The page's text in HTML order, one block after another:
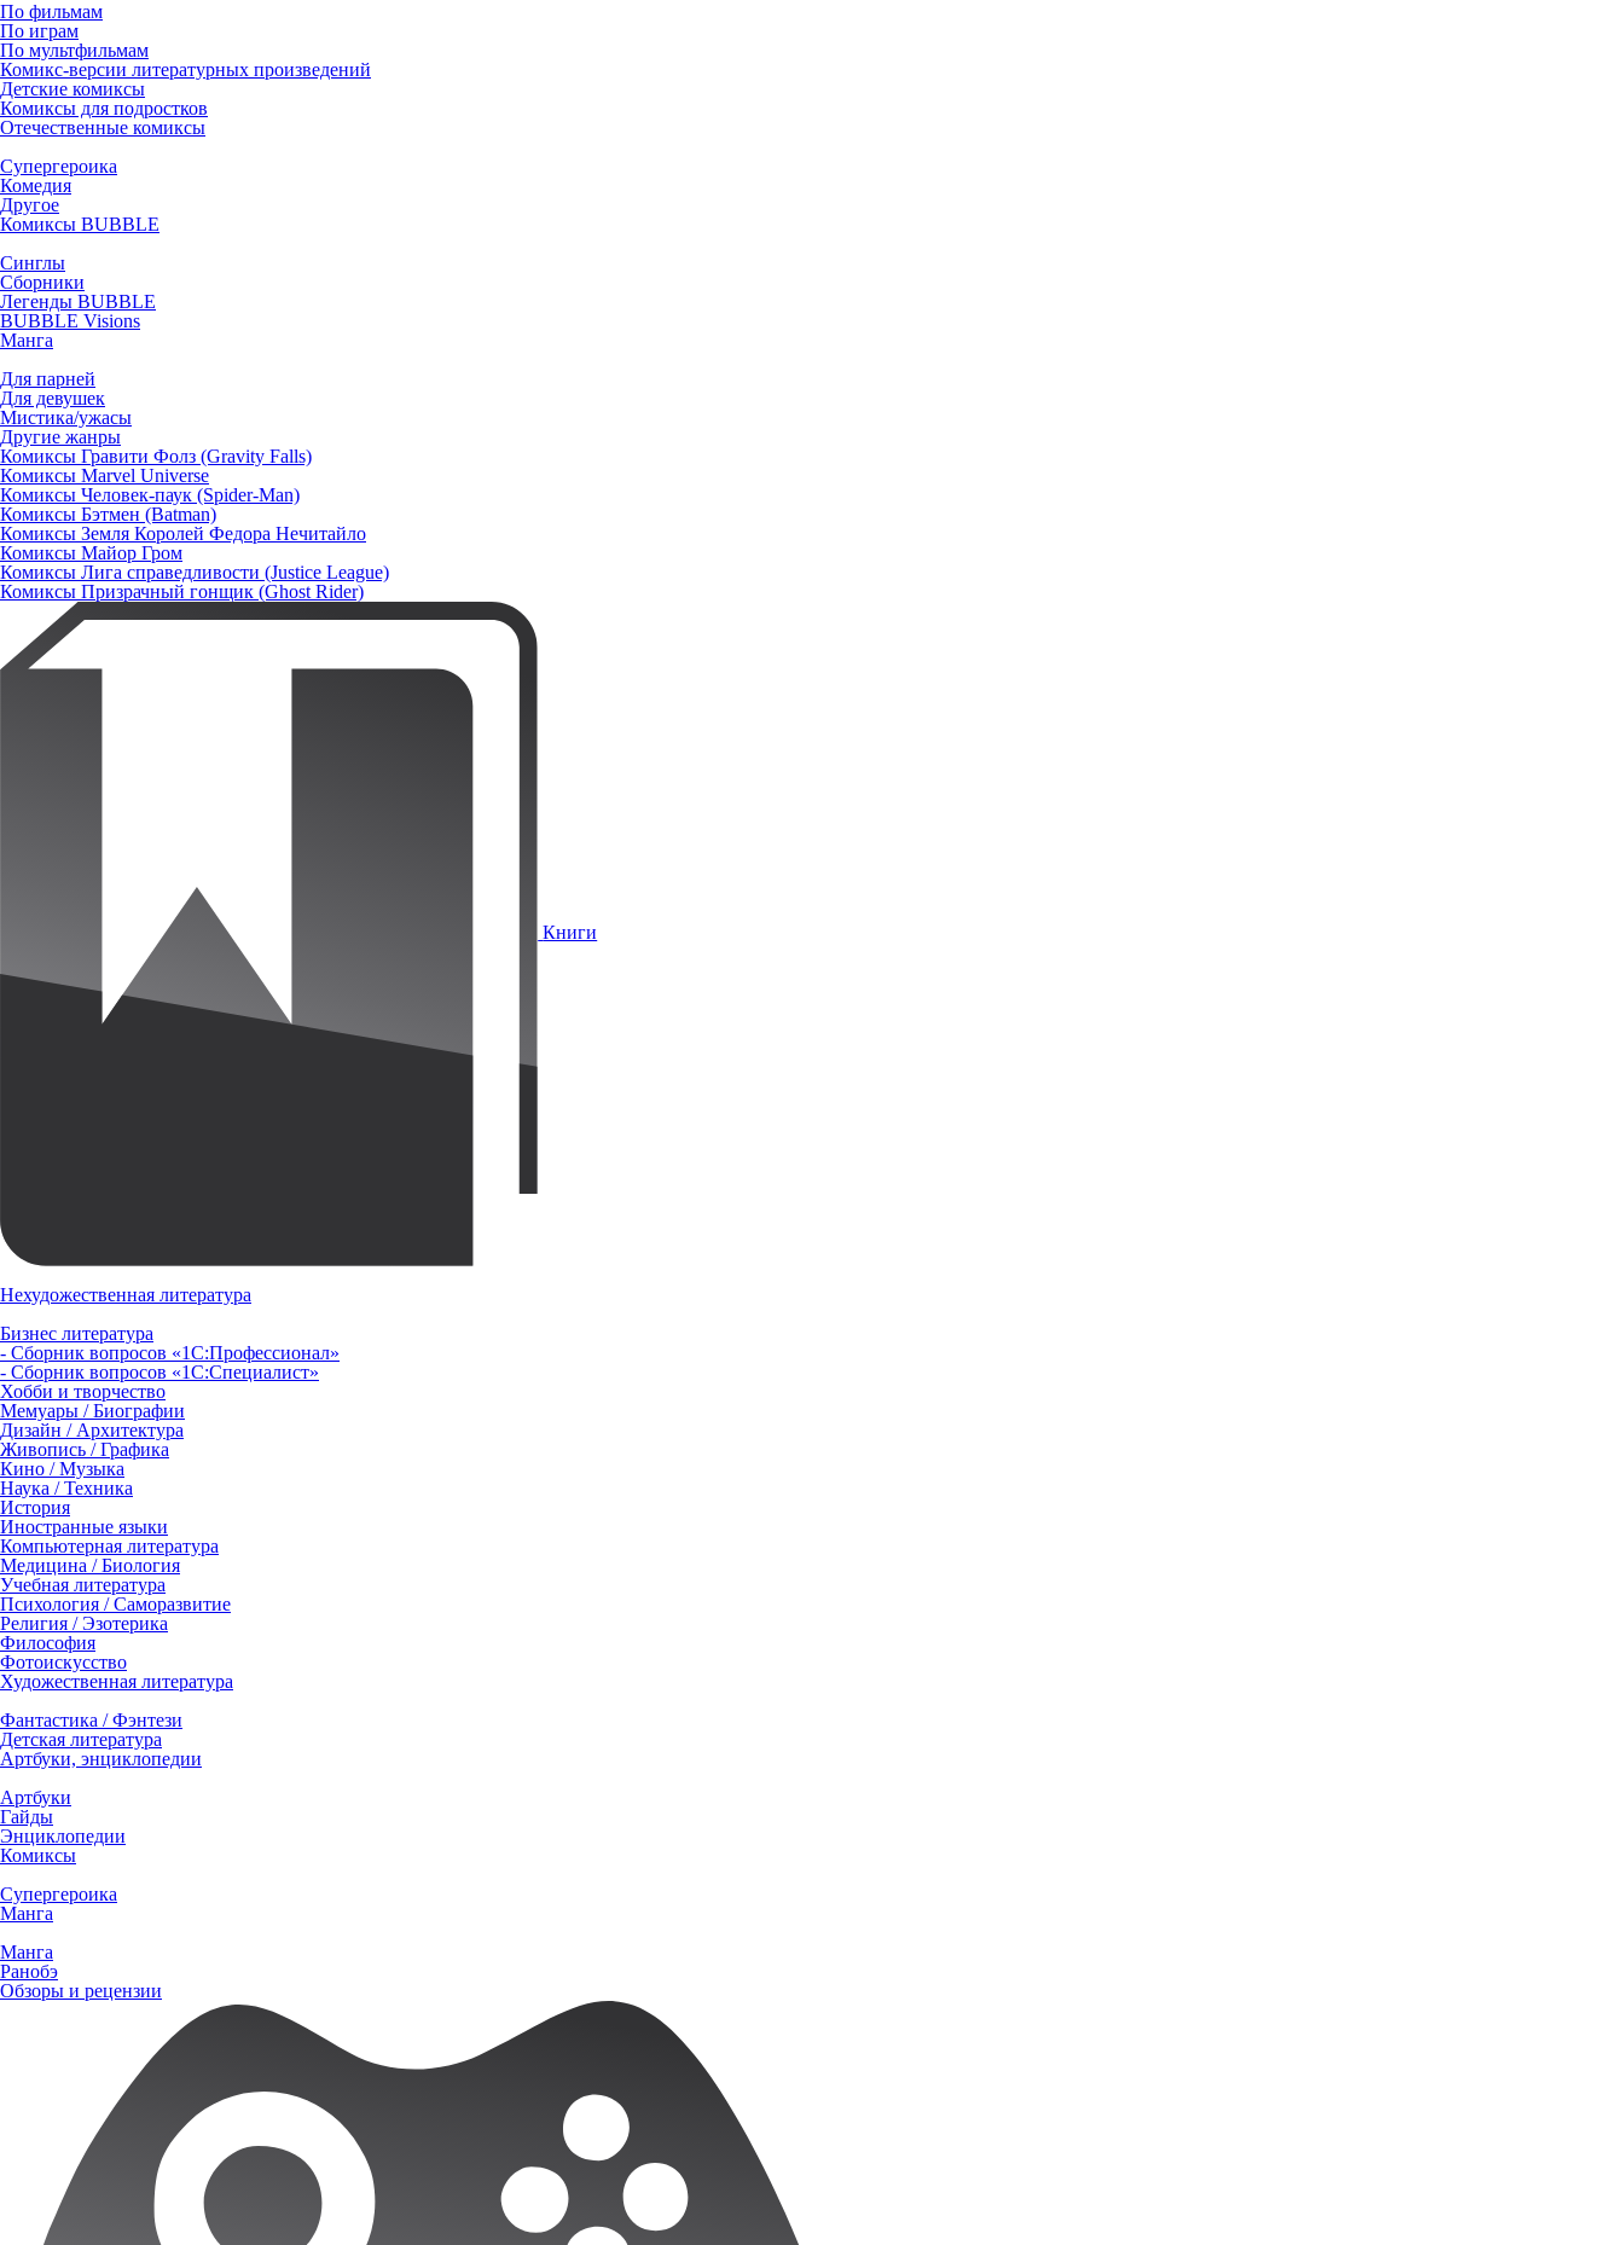
По фильмам
По играм
По мультфильмам
Комикс-версии литературных произведений
Детские комиксы
Комиксы для подростков
Отечественные комиксы
Супергероика
Комедия
Другое
Комиксы BUBBLE
Синглы
Сборники
Легенды BUBBLE
BUBBLE Visions
Манга
Для парней
Для девушек
Мистика/ужасы
Другие жанры
Комиксы Гравити Фолз (Gravity Falls)
Комиксы Marvel Universe
Комиксы Человек-паук (Spider-Man)
Комиксы Бэтмен (Batman)
Комиксы Земля Королей Федора Нечитайло
Комиксы Майор Гром
Комиксы Лига справедливости (Justice League)
Комиксы Призрачный гонщик (Ghost Rider)
Книги
Нехудожественная литература
Бизнес литература
- Сборник вопросов «1С:Профессионал»
- Сборник вопросов «1С:Специалист»
Хобби и творчество
Мемуары / Биографии
Дизайн / Архитектура
Живопись / Графика
Кино / Музыка
Наука / Техника
История
Иностранные языки
Компьютерная литература
Медицина / Биология
Учебная литература
Психология / Саморазвитие
Религия / Эзотерика
Философия
Фотоискусство
Художественная литература
Фантастика / Фэнтези
Детская литература
Артбуки, энциклопедии
Артбуки
Гайды
Энциклопедии
Комиксы
Супергероика
Манга
Манга
Ранобэ
Обзоры и рецензии